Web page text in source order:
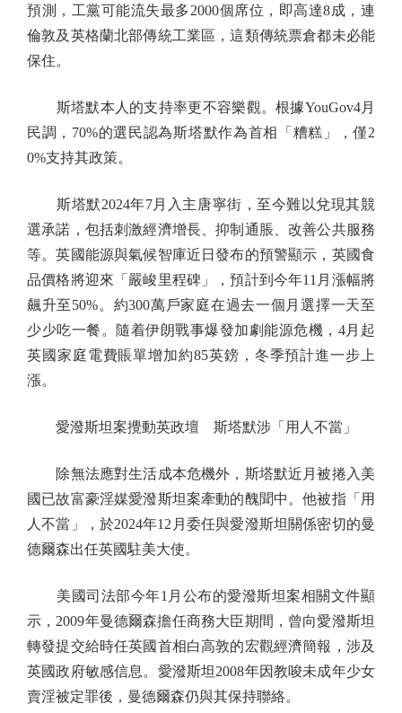
預測，工黨可能流失最多2000個席位，即高達8成，連
倫敦及英格蘭北部傳統工業區，這類傳統票倉都未必能
保住。
斯塔默本人的支持率更不容樂觀。根據YouGov4月
民調，70%的選民認為斯塔默作為首相「糟糕」，僅2
0%支持其政策。
斯塔默2024年7月入主唐寧街，至今難以兌現其競
選承諾，包括刺激經濟增長、抑制通脹、改善公共服務
等。英國能源與氣候智庫近日發布的預警顯示，英國食
品價格將迎來「嚴峻里程碑」，預計到今年11月漲幅將
飆升至50%。約300萬戶家庭在過去一個月選擇一天至
少少吃一餐。隨着伊朗戰事爆發加劇能源危機，4月起
英國家庭電費賬單增加約85英鎊，冬季預計進一步上
漲。
愛潑斯坦案攪動英政壇 斯塔默涉「用人不當」
除無法應對生活成本危機外，斯塔默近月被捲入美
國已故富豪淫媒愛潑斯坦案牽動的醜聞中。他被指「用
人不當」，於2024年12月委任與愛潑斯坦關係密切的曼
德爾森出任英國駐美大使。
美國司法部今年1月公布的愛潑斯坦案相關文件顯
示，2009年曼德爾森擔任商務大臣期間，曾向愛潑斯坦
轉發提交給時任英國首相白高敦的宏觀經濟簡報，涉及
英國政府敏感信息。愛潑斯坦2008年因教唆未成年少女
賣淫被定罪後，曼德爾森仍與其保持聯絡。